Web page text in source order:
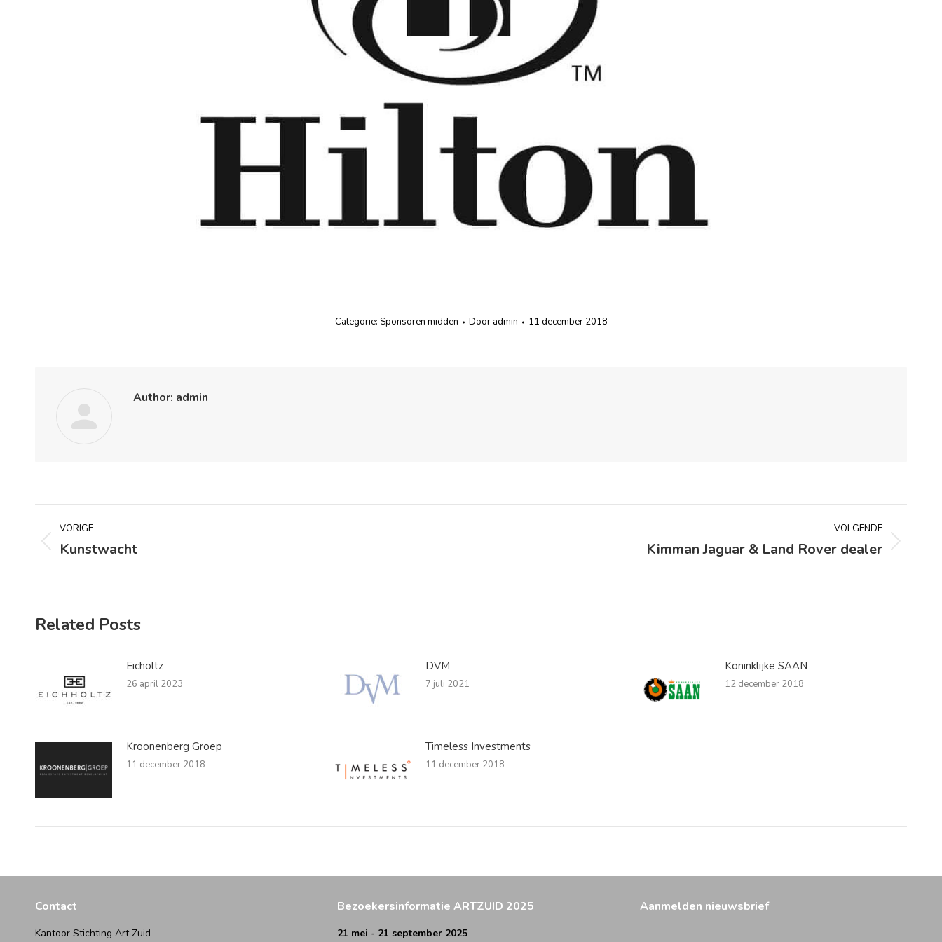
Categorie: Sponsoren midden Door admin 11 december 2018
Author: admin
Bericht
navigatie
VORIGE
Vorig
Kunstwacht
VOLGENDE
Kimman Jaguar & Land Rover dealer
Related Posts
Eicholtz
26 april 2023
DVM
7 juli 2021
Koninklijke SAAN
12 december 2018
Kroonenberg Groep
11 december 2018
Timeless Investments
11 december 2018
Contact
Kantoor Stichting Art Zuid
Bezoekersinformatie ARTZUID 2025
21 mei - 21 september 2025
Aanmelden nieuwsbrief